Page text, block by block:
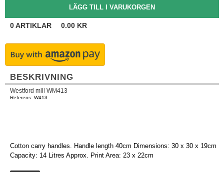
0ARTIKLAR 0.00 KR
BESKRIVNING
Westford mill WM413
Referens: W413
Cotton carry handles. Handle length 40cm Dimensions: 30 x 30 x 19cm
Capacity: 14 Litres Approx. Print Area: 23 x 22cm